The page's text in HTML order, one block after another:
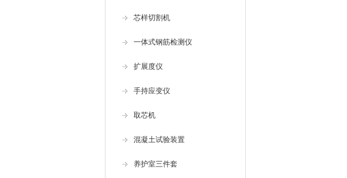
芯样切割机
一体式钢筋检测仪
扩展度仪
手持应变仪
取芯机
混凝土试验装置
养护室三件套